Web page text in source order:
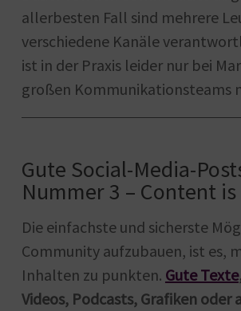
allerbesten Fall sind mehrere
verschiedene Kanäle
ist in der Praxis leider nur bei
großen Kommunikationsteams
Gute Social-Media-
Nummer 3 – Content
Die einfachste und sicherste
Community aufzubauen, ist es,
Inhalten zu punkten. Gute Texte
Videos, Podcasts, Grafiken oder